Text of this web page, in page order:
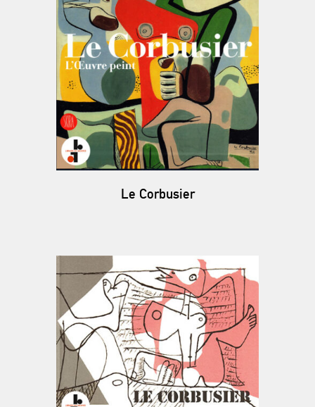
Le Corbusier